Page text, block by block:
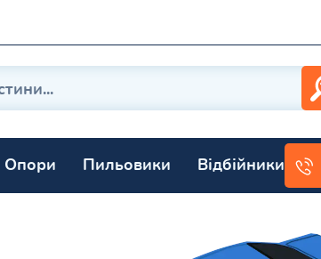
Опори Пильовики Відбійники